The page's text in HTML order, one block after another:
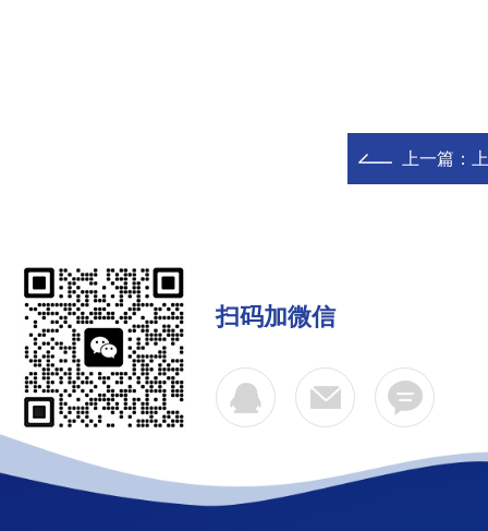
上一篇：
扫码加微信